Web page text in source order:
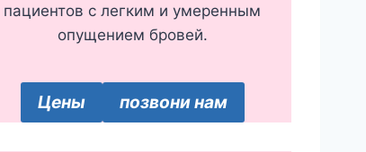
пациентов с легким и умеренным
опущением бровей.
Цены позвони нам